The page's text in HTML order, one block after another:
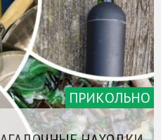
ПРИКОЛЬНО